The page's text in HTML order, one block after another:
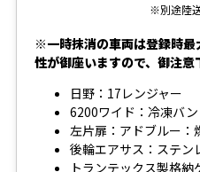
※別途陸
※一時抹消の車両は登録時
性が御座いますので、御注
日野：17レンジャー
6200ワイド：冷凍バン
左片扉：アドブルー：
後輪エアサス：ステン
トランテックス製格納